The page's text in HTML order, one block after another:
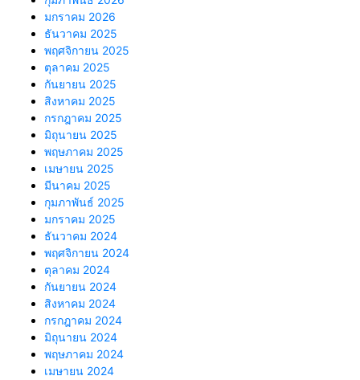
มกราคม 2026
ธันวาคม 2025
พฤศจิกายน 2025
ตุลาคม 2025
กันยายน 2025
สิงหาคม 2025
กรกฎาคม 2025
มิถุนายน 2025
พฤษภาคม 2025
เมษายน 2025
มีนาคม 2025
กุมภาพันธ์ 2025
มกราคม 2025
ธันวาคม 2024
พฤศจิกายน 2024
ตุลาคม 2024
กันยายน 2024
สิงหาคม 2024
กรกฎาคม 2024
มิถุนายน 2024
พฤษภาคม 2024
เมษายน 2024